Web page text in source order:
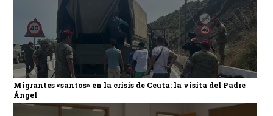
Migrantes «santos» en la crisis de Ceuta: la visita del Padre
Ángel